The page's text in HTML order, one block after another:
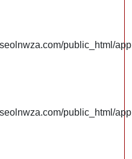
public_html/
public_html/